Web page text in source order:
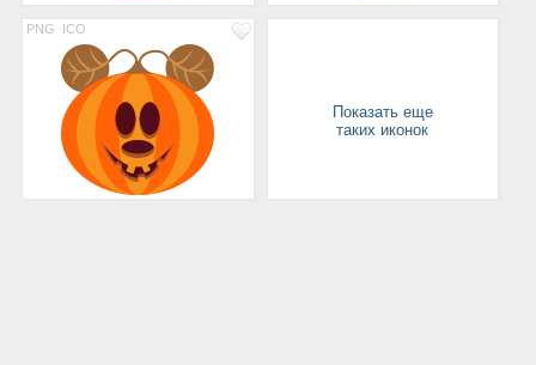
PNG ICO
Показать еще
таких иконок